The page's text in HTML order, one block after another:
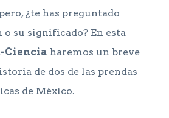
¿te has preguntado
o su significado? En esta
Ciencia haremos un breve
de dos de las prendas
de México.